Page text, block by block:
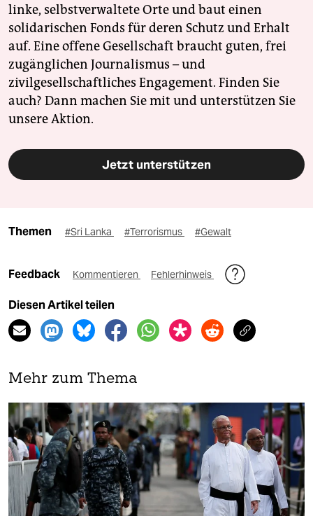
linke, selbstverwaltete Orte und baut einen
solidarischen Fonds für deren Schutz und Erhalt
auf. Eine offene Gesellschaft braucht guten, frei
zugänglichen Journalismus – und
zivilgesellschaftliches Engagement. Finden Sie
auch? Dann machen Sie mit und unterstützen Sie
unsere Aktion.
Jetzt unterstützen
Themen #Sri Lanka #Terrorismus #Gewalt
Feedback Kommentieren Fehlerhinweis
Diesen Artikel teilen
Mehr zum Thema